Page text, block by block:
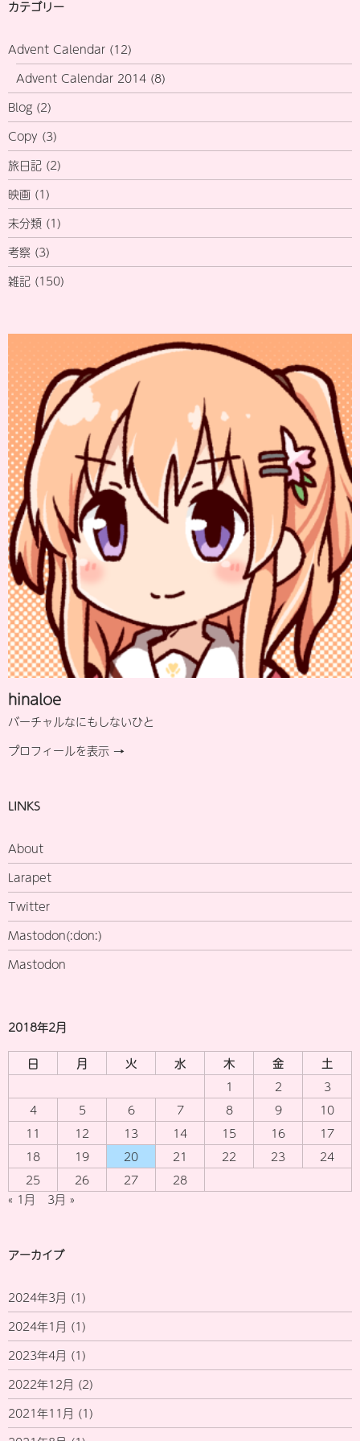
カテゴリー
Advent Calendar (12)
Advent Calendar 2014 (8)
Blog (2)
Copy (3)
旅日記 (2)
映画 (1)
未分類 (1)
考察 (3)
雑記 (150)
hinaloe
バーチャルなにもしないひと
プロフィールを表示 →
LINKS
About
Larapet
Twitter
Mastodon(:don:)
Mastodon
2018年2月
日 月 火 水 木 金
土
1
2
3
4
5 6 7 8 9
10
11
12 13 14 15 16
17
18
19 20 21 22 23
24
25
26 27
28
« 1月
3月 »
アーカイブ
2024年3月 (1)
2024年1月 (1)
2023年4月 (1)
2022年12月 (2)
2021年11月 (1)